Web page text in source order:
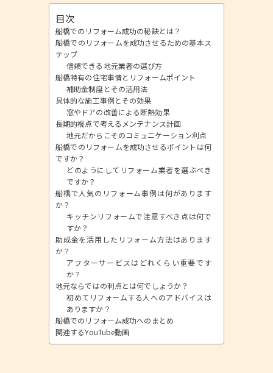
目次
船橋でのリフォーム成功の秘訣とは？
船橋でのリフォームを成功させるための基本ス
テップ
信頼できる地元業者の選び方
船橋特有の住宅事情とリフォームポイント
補助金制度とその活用法
具体的な施工事例とその効果
窓やドアの改善による断熱効果
長期的視点で考えるメンテナンス計画
地元だからこそのコミュニケーション利点
船橋でのリフォームを成功させるポイントは何
ですか？
どのようにしてリフォーム業者を選ぶべき
ですか？
船橋で人気のリフォーム事例は何があります
か？
キッチンリフォームで注意すべき点は何で
すか？
助成金を活用したリフォーム方法はあります
か？
アフターサービスはどれくらい重要です
か？
地元ならではの利点とは何でしょうか？
初めてリフォームする人へのアドバイスは
ありますか？
船橋でのリフォーム成功へのまとめ
関連するYouTube動画